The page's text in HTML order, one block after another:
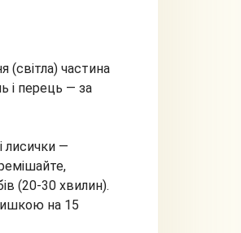
(світла) частина
і перець — за
лисички —
(20-30 хвилин).
на 15